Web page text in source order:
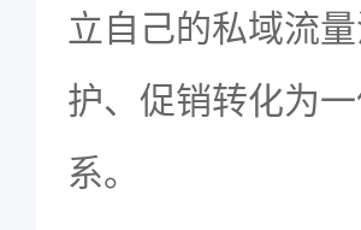
立自己的私域流
护、促销转化为
系。